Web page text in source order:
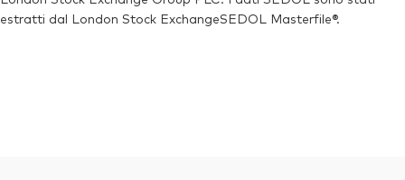
estratti dal London Stock ExchangeSEDOL Masterfile®.